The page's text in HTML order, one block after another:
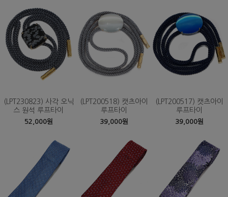
(LPT230823) 사각 오닉
스 원석 루프타이
52,000원
(LPT200518) 캣츠아이
루프타이
39,000원
(LPT200517) 캣츠아이
루프타이
39,000원